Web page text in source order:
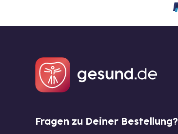
Fragen zu Deiner Bestellung?